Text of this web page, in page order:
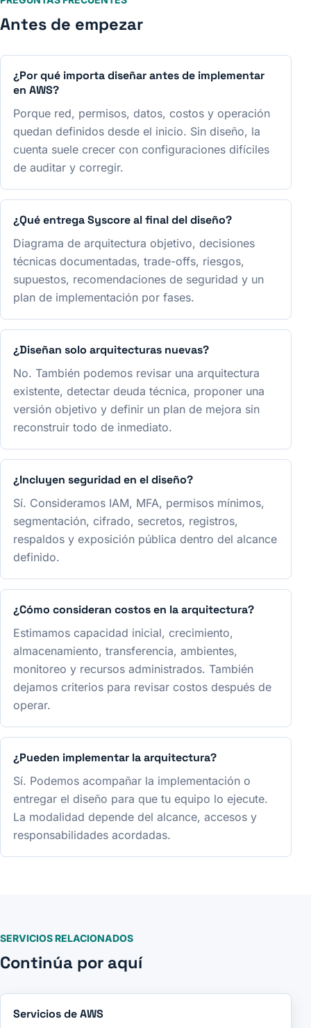
Antes de empezar
¿Por qué importa diseñar antes de implementar
en AWS?
Porque red, permisos, datos, costos y operación
quedan definidos desde el inicio. Sin diseño, la
cuenta suele crecer con configuraciones difíciles
de auditar y corregir.
¿Qué entrega Syscore al final del diseño?
Diagrama de arquitectura objetivo, decisiones
técnicas documentadas, trade-offs, riesgos,
supuestos, recomendaciones de seguridad y un
plan de implementación por fases.
¿Diseñan solo arquitecturas nuevas?
No. También podemos revisar una arquitectura
existente, detectar deuda técnica, proponer una
versión objetivo y definir un plan de mejora sin
reconstruir todo de inmediato.
¿Incluyen seguridad en el diseño?
Sí. Consideramos IAM, MFA, permisos mínimos,
segmentación, cifrado, secretos, registros,
respaldos y exposición pública dentro del alcance
definido.
¿Cómo consideran costos en la arquitectura?
Estimamos capacidad inicial, crecimiento,
almacenamiento, transferencia, ambientes,
monitoreo y recursos administrados. También
dejamos criterios para revisar costos después de
operar.
¿Pueden implementar la arquitectura?
Sí. Podemos acompañar la implementación o
entregar el diseño para que tu equipo lo ejecute.
La modalidad depende del alcance, accesos y
responsabilidades acordadas.
SERVICIOS RELACIONADOS
Continúa por aquí
Servicios de AWS